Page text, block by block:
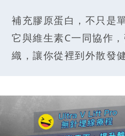
補充膠原蛋白，不只是
它與維生素C一同協作
織，讓你從裡到外散發